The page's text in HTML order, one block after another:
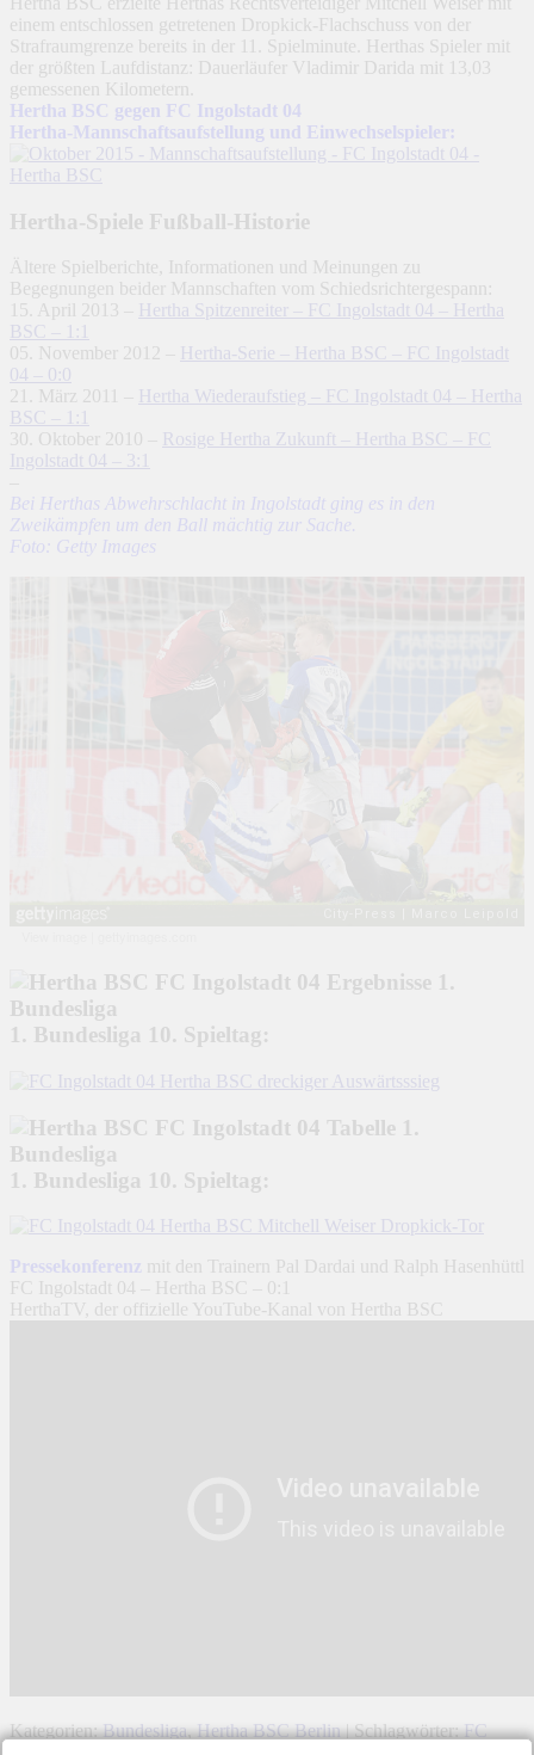
einem entschlossen getretenen Dropkick-Flachschuss von der
Strafraumgrenze bereits in der 11. Spielminute. Herthas Spieler mit
der größten Laufdistanz: Dauerläufer Vladimir Darida mit 13,03
gemessenen Kilometern.
Hertha BSC gegen FC Ingolstadt 04
Hertha-Mannschaftsaufstellung und Einwechselspieler:
Hertha-Spiele Fußball-Historie
Ältere Spielberichte, Informationen und Meinungen zu
Begegnungen beider Mannschaften vom Schiedsrichtergespann:
15. April 2013 –
Hertha Spitzenreiter – FC Ingolstadt 04 – Hertha
BSC – 1:1
05. November 2012 –
Hertha-Serie – Hertha BSC – FC Ingolstadt
04 – 0:0
21. März 2011 –
Hertha Wiederaufstieg – FC Ingolstadt 04 – Hertha
BSC – 1:1
30. Oktober 2010 –
Rosige Hertha Zukunft – Hertha BSC – FC
Ingolstadt 04 – 3:1
Bei Herthas Abwehrschlacht in Ingolstadt ging es in den
Zweikämpfen um den Ball mächtig zur Sache.
Foto: Getty Images
1. Bundesliga 10. Spieltag:
1. Bundesliga 10. Spieltag:
Pressekonferenz
mit den Trainern Pal Dardai und Ralph Hasenhüttl
FC Ingolstadt 04 – Hertha BSC – 0:1
HerthaTV, der offizielle YouTube-Kanal von Hertha BSC
Kategorien:Bundesliga,Hertha BSC Berlin| Schlagwörter:FC